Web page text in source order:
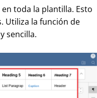
toda la plantilla. Esto
Utiliza la función de
sencilla.